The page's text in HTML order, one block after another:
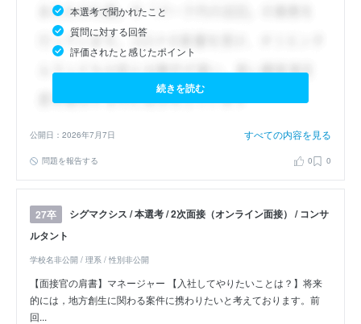
本選考で聞かれたこと
質問に対する回答
評価されたと感じたポイント
続きを読む
公開日：2026年7月7日 すべての内容を見る
問題を報告する 0 0
27卒
シグマクシス / 本選考 / 2次面接（オンライン面接） / コンサ
ルタント
学校名非公開 / 理系 / 性別非公開
【面接官の肩書】マネージャー 【入社してやりたいことは？】将来
的には，地方創生に関わる案件に携わりたいと考えております。前
回...